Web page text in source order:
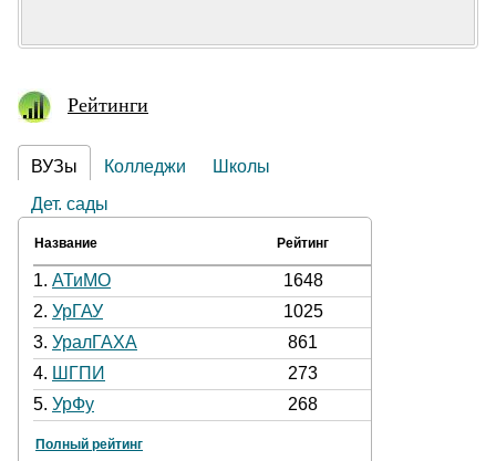
Рейтинги
ВУЗы Колледжи
Школы
Дет. сады
Название Рейтинг
1. АТиМО
1648
2. УрГАУ
1025
3. УралГАХА
861
4. ШГПИ
273
5. УрФу 268
Полный рейтинг